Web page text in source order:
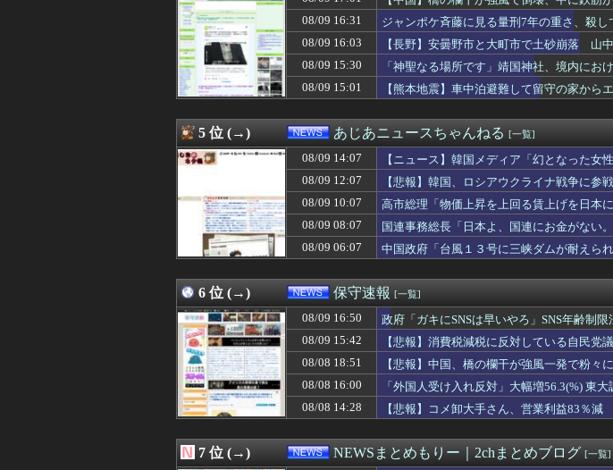
08/09 15:29
認知症の高齢者の資産260兆円が狙われている！ 「被害
08/09 15:19
中国の三峡ダムが全開放流を実施…長江流域で深刻な洪
08/09 15:15
停波すべき 〜 熊本県知事「報道に強い不満・苦情が寄
08/09 15:13
【悲報】全席指定･事前販売制｢琵琶湖三市同時花火大会｣
08/09 15:12
【速報】日本人達、ようやく気づいた模様・・・・・
08/09 15:10
【朗報】日本の年金制度、GPIFの運用が思ったより好調
08/09 15:08
【神対応】？「あなたのせいで神戸が反中イメージにな
08/09 15:05
EVって中国のせいで完全に終わったよな
08/09 15:04
【転売対策】『ポケモンカード』バンダイのカードゲー
今季アニメの覇権がヤニねことかいう風潮ｗｗｗｗｗｗ
【熊本地震】車中泊避難して留守の家からエアコン室外
08/09 15:00
鈴木紗理奈（49）「ボランティアはもちろんだが、今熊
08/09 15:00
【悲報】高市首相、もはやマッサージを受けただけで叩
08/09 15:00
【悲報】高市総理の悲願「消費税1％」表明も支持率初の
08/09 15:00
なぜ今、熊本で「軍都」復活？ 「日本を守る前に日常
08/09 14:59
【悲報】タトゥー擁護してる反社、味方から背中を刺され
08/09 14:55
産経新聞 佐渡金山、韓国は反日を持ち込むな ［8/9］
08/09 14:47
【悲報】長崎の語り部の爺さん、学生に「原爆を持たない
08/09 14:40
長崎に乗り込んで来たパヨク活動家「平和憲法守れ！中
08/09 14:33
よく民主党って政権奪取できたよな
08/09 14:31
【ラグビー】日本代表、歴史的初勝利ならず…オースト
08/09 14:30
【悲報】シャインマスカット200房（40万円相当）を畑
08/09 14:29
韓国サッカー協会、外国人審判を性接待で買収していた
08/09 14:20
【画像】井口裕香（37）｢メリクリーー🎄｣ 【
08/09 14:12
【戦慄】結婚式直前の夫婦が直面した「リアル死の恐怖」
08/09 14:10
【速報】韓国、竣工1年半の新築マンションで外壁テラス
08/09 16:31
ジャンポケ斉藤に見る量刑7年の重さ、殺
08/09 16:03
【長野】安曇野市と大町市で土砂崩落
れたとの情報も
08/09 15:30
「神聖なる場所です」靖国神社、境内にお
08/09 15:01
【熊本地震】車中泊避難して留守の家か
5 位 (→) あじあニュースちゃんねる [一覧]
08/09 14:07
【ニュース】韓国メディア「幻となった女
08/09 12:07
【悲報】韓国、ロシアウクライナ戦争に参
08/09 10:07
高市総理「物価上昇を上回る賃上げを日本
08/09 08:07
国連事務総長「日本よ、国連にお金がない
08/09 06:07
中国政府「台風１３号に三峡ダムが耐えら
6 位 (→) 保守速報 [一覧]
08/09 16:50
政府「ガキにSNSは早いやろ」SNS年齢制
08/09 15:42
【悲報】消費税減税に反対している自民党
08/08 18:51
【悲報】中国、橋の欄干が強風一発で粉
08/08 16:00
「外国人受け入れ反対」大幅増56.3(%) 東
08/08 14:28
【悲報】コメ卸大手さん、営業利益83％
7 位 (→) NEWSまとめもりー｜2chまとめブログ [一覧]